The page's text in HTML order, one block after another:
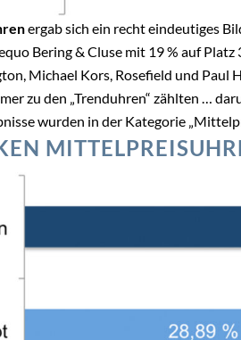
ergab sich ein recht eindeutiges
Bering & Cluse mit 19 % auf
Michael Kors, Rosefield und Paul
zu den „Trenduhren“ zählten …
wurden in der Kategorie